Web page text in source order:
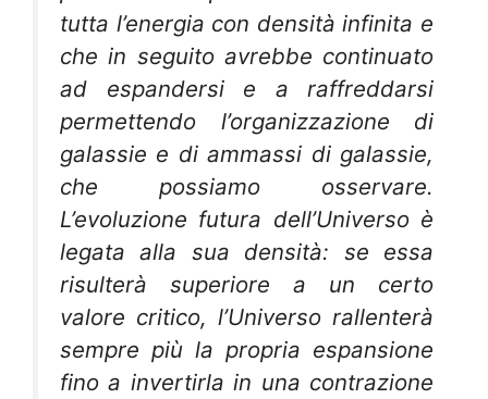
tutta l’energia con densità infinita e
che in seguito avrebbe continuato
ad espandersi e a raffreddarsi
permettendo l’organizzazione di
galassie e di ammassi di galassie,
che possiamo osservare.
L’evoluzione futura dell’Universo è
legata alla sua densità: se essa
risulterà superiore a un certo
valore critico, l’Universo rallenterà
sempre più la propria espansione
fino a invertirla in una contrazione